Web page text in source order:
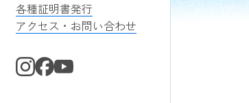
学校評価
指針・方針
教育課程
スクールカウンセラー
クラブ活動
学校説明会・体験入学
各種証明書発行
アクセス・お問い合わせ